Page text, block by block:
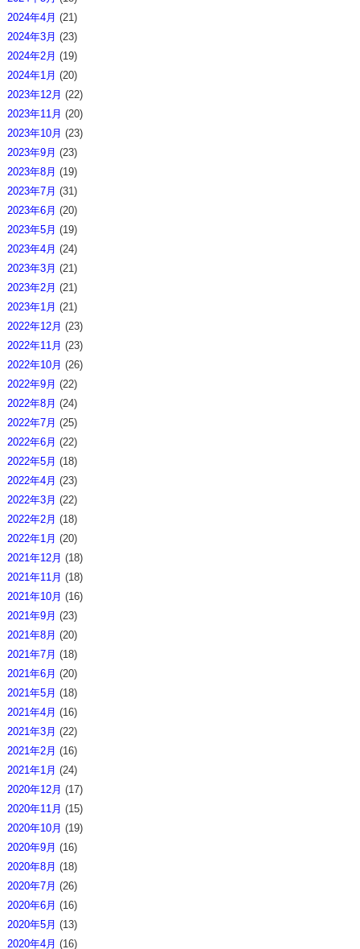
2024年4月 (21)
2024年3月 (23)
2024年2月 (19)
2024年1月 (20)
2023年12月 (22)
2023年11月 (20)
2023年10月 (23)
2023年9月 (23)
2023年8月 (19)
2023年7月 (31)
2023年6月 (20)
2023年5月 (19)
2023年4月 (24)
2023年3月 (21)
2023年2月 (21)
2023年1月 (21)
2022年12月 (23)
2022年11月 (23)
2022年10月 (26)
2022年9月 (22)
2022年8月 (24)
2022年7月 (25)
2022年6月 (22)
2022年5月 (18)
2022年4月 (23)
2022年3月 (22)
2022年2月 (18)
2022年1月 (20)
2021年12月 (18)
2021年11月 (18)
2021年10月 (16)
2021年9月 (23)
2021年8月 (20)
2021年7月 (18)
2021年6月 (20)
2021年5月 (18)
2021年4月 (16)
2021年3月 (22)
2021年2月 (16)
2021年1月 (24)
2020年12月 (17)
2020年11月 (15)
2020年10月 (19)
2020年9月 (16)
2020年8月 (18)
2020年7月 (26)
2020年6月 (16)
2020年5月 (13)
2020年4月 (16)